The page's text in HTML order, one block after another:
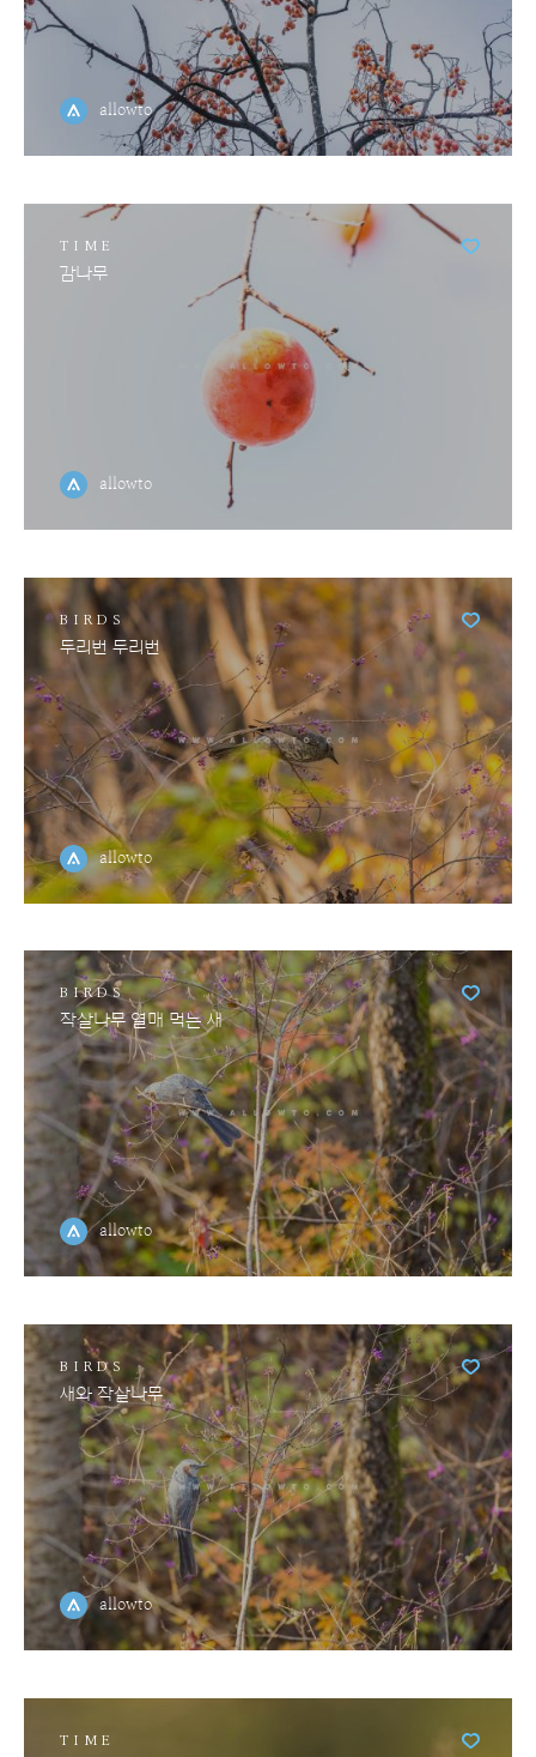
allowto
TIME
감나무
allowto
BIRDS
두리번 두리번
allowto
BIRDS
작살나무 열매 먹는 새
allowto
BIRDS
새와 작살나무
allowto
TIME